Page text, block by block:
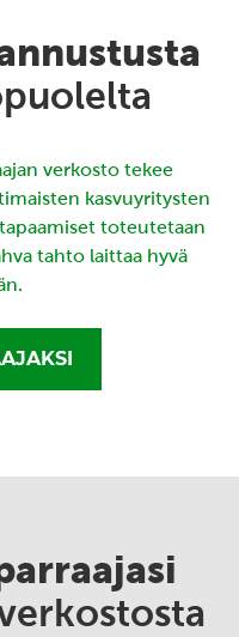
verkosto tekee
kasvuyritysten
toteutetaan
tahto laittaa hyvä